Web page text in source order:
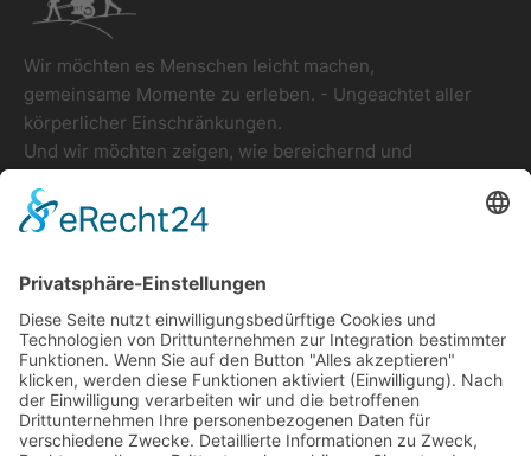
Wir möchten es Menschen leicht machen,
gemeinsame Momente zu erleben. - Ungeachtet aller
körperlicher Einschränkungen.
Und wir möchten zeigen, wie bereichernd und
Home
Die Joëlette
Über Stefan
E-Mail schreiben
Kontaktformular
Downloads